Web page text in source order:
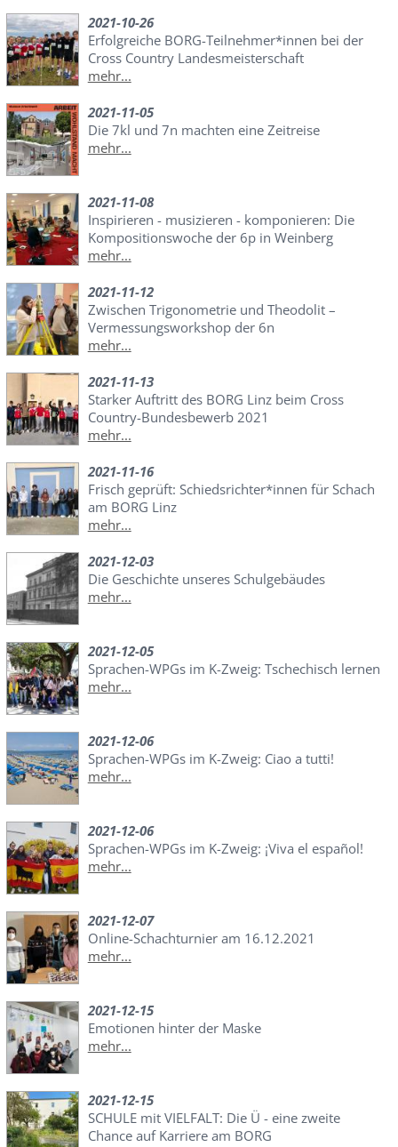
2021-10-26
Erfolgreiche BORG-Teilnehmer*innen bei der
Cross Country Landesmeisterschaft
mehr...
2021-11-05
Die 7kl und 7n machten eine Zeitreise
mehr...
2021-11-08
Inspirieren - musizieren - komponieren: Die
Kompositionswoche der 6p in Weinberg
mehr...
2021-11-12
Zwischen Trigonometrie und Theodolit –
Vermessungsworkshop der 6n
mehr...
2021-11-13
Starker Auftritt des BORG Linz beim Cross
Country-Bundesbewerb 2021
mehr...
2021-11-16
Frisch geprüft: Schiedsrichter*innen für Schach
am BORG Linz
mehr...
2021-12-03
Die Geschichte unseres Schulgebäudes
mehr...
2021-12-05
Sprachen-WPGs im K-Zweig: Tschechisch lernen
mehr...
2021-12-06
Sprachen-WPGs im K-Zweig: Ciao a tutti!
mehr...
2021-12-06
Sprachen-WPGs im K-Zweig: ¡Viva el español!
mehr...
2021-12-07
Online-Schachturnier am 16.12.2021
mehr...
2021-12-15
Emotionen hinter der Maske
mehr...
2021-12-15
SCHULE mit VIELFALT: Die Ü - eine zweite
Chance auf Karriere am BORG